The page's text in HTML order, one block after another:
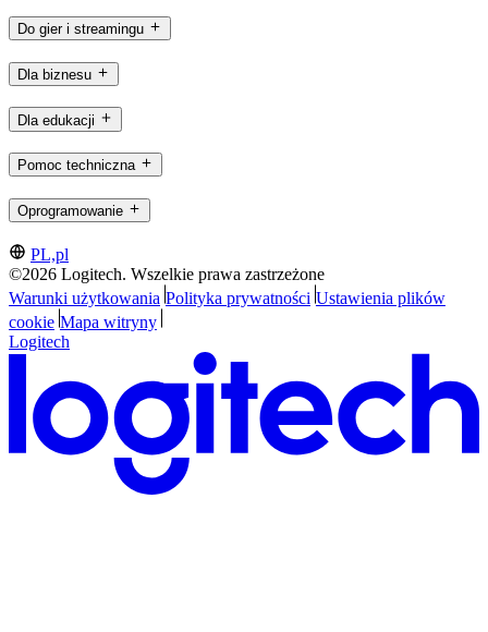
Do gier i streamingu
Dla biznesu
Dla edukacji
Pomoc techniczna
Oprogramowanie
PL,pl
©2026 Logitech. Wszelkie prawa zastrzeżone
Warunki użytkowania Polityka prywatności Ustawienia plików
cookie Mapa witryny
Logitech